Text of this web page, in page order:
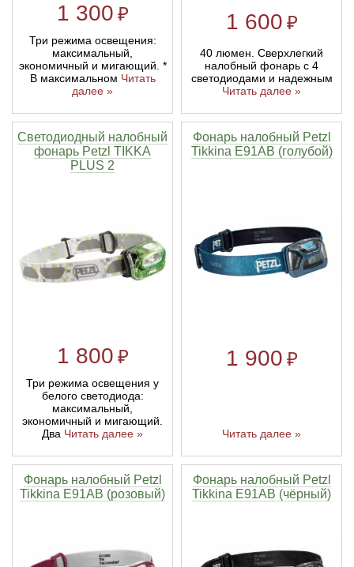
1 300 ₽
Три режима освещения:
максимальный,
экономичный и мигающий. *
В максимальном Читать
далее »
1 600 ₽
40 люмен. Сверхлегкий
налобный фонарь с 4
светодиодами и надежным
Читать далее »
Светодиодный налобный
фонарь Petzl TIKKA
PLUS 2
1 800 ₽
Три режима освещения у
белого светодиода:
максимальный,
экономичный и мигающий.
Два Читать далее »
Фонарь налобный Petzl
Tikkina E91AB (голубой)
1 900 ₽
Читать далее »
Фонарь налобный Petzl
Tikkina E91AB (розовый)
Фонарь налобный Petzl
Tikkina E91AB (чёрный)
Линейки для настройки лука
Полочки для лука
Кликеры для лука
Плунжеры для лука
Охотничьи ножи
Ножи складные